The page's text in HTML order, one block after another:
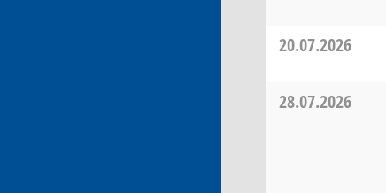
20.07.2026
28.07.2026